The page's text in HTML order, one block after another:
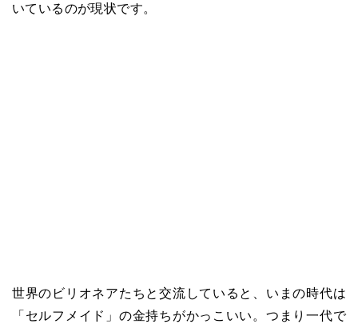
いているのが現状です。
世界のビリオネアたちと交流していると、いまの時代は
「セルフメイド」の金持ちがかっこいい。つまり一代で